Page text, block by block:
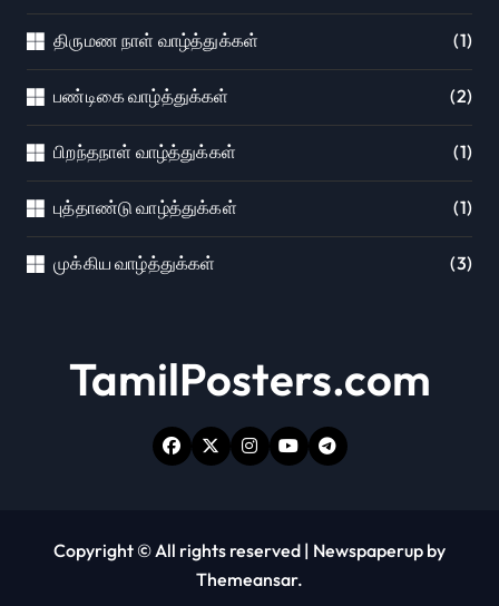
திருமண நாள் வாழ்த்துக்கள் (1)
பண்டிகை வாழ்த்துக்கள் (2)
பிறந்தநாள் வாழ்த்துக்கள் (1)
புத்தாண்டு வாழ்த்துக்கள் (1)
முக்கிய வாழ்த்துக்கள் (3)
TamilPosters.com
Copyright © All rights reserved | Newspaperup by
Themeansar.